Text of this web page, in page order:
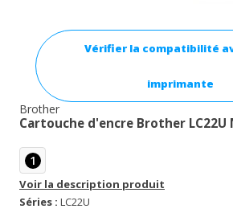
Vérifier la compatibilité
imprimante
Brother
Cartouche d'encre Brother LC22U
1
Voir la description produit
Séries : LC22U